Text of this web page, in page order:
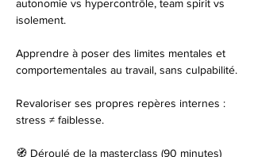
autonomie vs hypercontrôle, team spirit vs
isolement.
Apprendre à poser des limites mentales et
comportementales au travail, sans culpabilité.
Revaloriser ses propres repères internes :
stress ≠ faiblesse.
🧭 Déroulé de la masterclass (90 minutes)